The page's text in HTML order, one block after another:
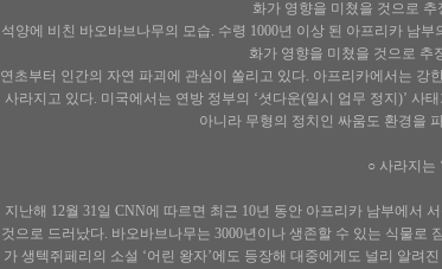
화가 영향을 미쳤을 것으로 추
석양에 비친 바오바브나무의 모습. 수령 1000년 이상 된 아프리카 남
화가 영향을 미쳤을 것으로 추
연초부터 인간의 자연 파괴에 관심이 쏠리고 있다. 아프리카에서는 강
사라지고 있다. 미국에서는 연방 정부의 ‘셧다운(일시 업무 정지)’ 사
아니라 무형의 정치인 싸움도 환경을
○ 사라지는
지난해 12월 31일 CNN에 따르면 최근 10년 동안 아프리카 남부에서
것으로 드러났다. 바오바브나무는 3000년이나 생존할 수 있는 식물
가 생텍쥐페리의 소설 ‘어린 왕자’에도 등장해 대중에게도 널리 알려